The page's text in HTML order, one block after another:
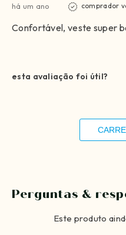
há um ano comprador
Confortável, veste super
esta avaliação foi útil?
Perguntas &
Este produto